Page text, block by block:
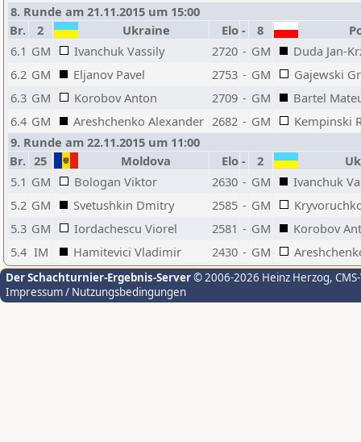
8. Runde am 21.11.2015 um 15:00
Br.
2 Ukraine Elo - 8
6.1 GM Ivanchuk Vassily 2720 - GM
Duda Jan-
6.2 GM Eljanov Pavel 2753 - GM
Gajewski
6.3 GM Korobov Anton 2709 - GM
Bartel
6.4 GM Areshchenko Alexander 2682 - GM
Kempinski
9. Runde am 22.11.2015 um 11:00
Br. 25 Moldova Elo - 2
5.1 GM Bologan Viktor 2630 - GM
Ivanchuk
5.2 GM Svetushkin Dmitry 2585 - GM
5.3 GM Iordachescu Viorel 2581 - GM
Korobov
5.4 IM Hamitevici Vladimir 2430 - GM
Der Schachturnier-Ergebnis-Server© 2006-2026 Heinz Herzog,
Impressum / Nutzungsbedingungen